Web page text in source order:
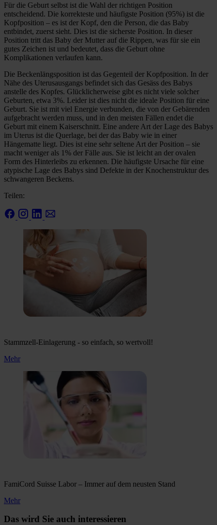
Für die Geburt selbst ist die Wahl der richtigen Position
entscheidend. Die korrekteste und häufigste Position (95%) ist die
Kopfposition – es ist der Kopf, den die Person, die das Baby
entbindet, zuerst sieht. Dies ist die sicherste Position. In dieser
Position tritt das Baby der Mutter auf die Rippen, was für sie ein
gutes Zeichen ist und bedeutet, dass die Geburt ohne
Komplikationen verlaufen kann.
Die Beckenlängsposition ist das Gegenteil der Kopfposition. In der
Nähe des Uterusausgangs befindet sich das Gesäss des Babys
anstelle des Kopfes. Glücklicherweise gibt es nicht viele solcher
Geburten, etwa 3%. Leider ist dies nicht die ideale Position für eine
Geburt. Sie ist mit viel Energie verbunden, die von der Gebärenden
aufgebracht werden muss, und in den meisten Fällen endet die
Geburt mit einem Kaiserschnitt. Eine andere Art der Lage des Babys
im Uterus ist die Querlage, bei der das Baby wie in einer
Hängematte liegt. Dies ist eine sehr seltene Art der Position – sie
macht weniger als 1% der Fälle aus. Sie ist leicht an der ovalen
Form des Hinterleibs zu erkennen. Die häufigste Ursache für eine
atypische Lage des Babys sind Defekte in der Knochenstruktur des
schwangeren Beckens.
Teilen:
Stammzell-Einlagerung - so einfach, so wertvoll!
Mehr
FamiCord Suisse Labor – Immer auf dem neusten Stand
Mehr
Das wird Sie auch interessieren